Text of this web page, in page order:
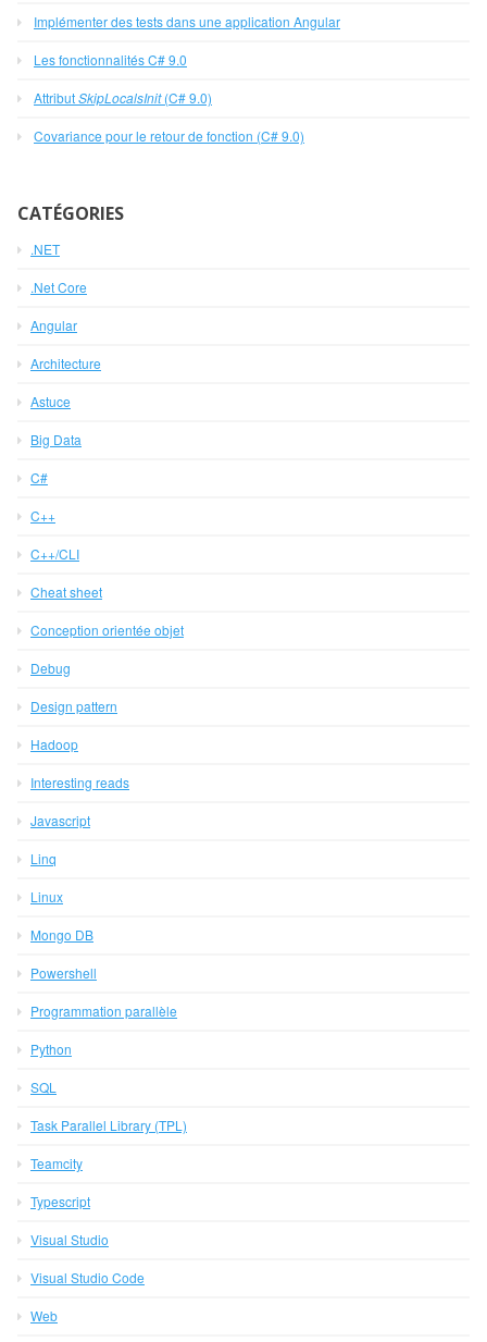
Implémenter des tests dans une application Angular
Les fonctionnalités C# 9.0
AttributSkipLocalsInit(C# 9.0)
Covariance pour le retour de fonction (C# 9.0)
CATÉGORIES
.NET
.Net Core
Angular
Architecture
Astuce
Big Data
C#
C++
C++/CLI
Cheat sheet
Conception orientée objet
Debug
Design pattern
Hadoop
Interesting reads
Javascript
Linq
Linux
Mongo DB
Powershell
Programmation parallèle
Python
SQL
Task Parallel Library (TPL)
Teamcity
Typescript
Visual Studio
Visual Studio Code
Web